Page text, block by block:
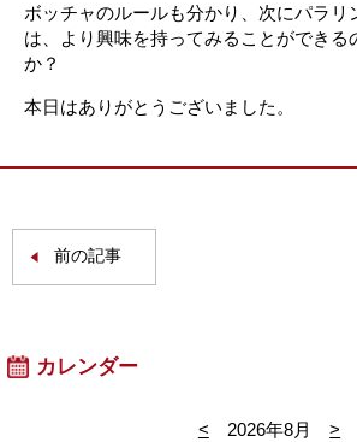
ボッチャのルールも分かり、次にパラリ
は、より興味を持ってみることができる
か？
本日はありがとうございました。
前の記事
カレンダー
< 2026年8月
>